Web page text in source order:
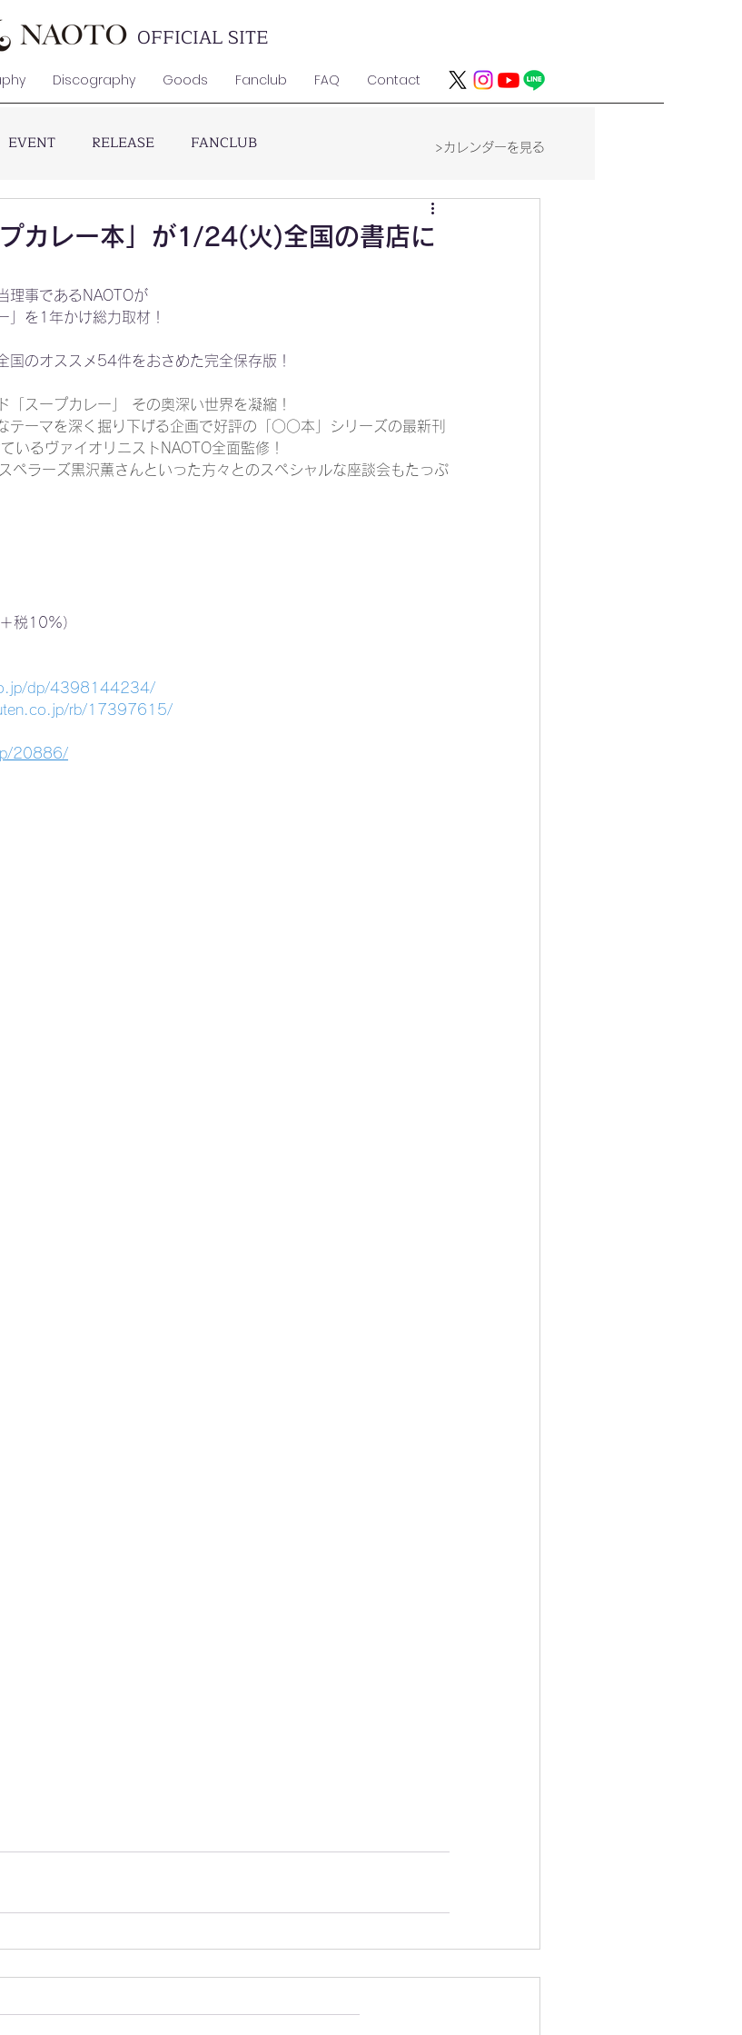
OFFICIAL SITE
Discography Goods Fanclub FAQ Contact
EVENT RELEASE FANCLUB
カレー本」が1/24(火)全国の書店に
理事であるNAOTOが
」を1年かけ総力取材！
国のオススメ54件をおさめた完全保存版！
スープカレー」 その奥深い世界を凝縮！
テーマを深く掘り下げる企画で好評の「○○本」シリーズの最新刊
るヴァイオリニストNAOTO全面監修！
ペラーズ黒沢薫さんといった方々とのスペシャルな座談会もたっぷ
税10%）
dp/4398144234/
rb/17397615/
20886/
>カレンダーを見る